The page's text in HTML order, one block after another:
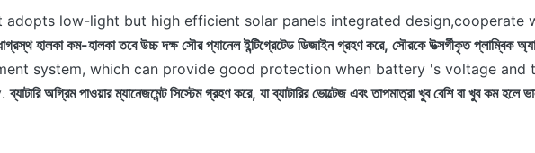
low-light but high efficient solar panels integrated design,cooperate
হালকা কম-হালকা তবে উচ্চ দক্ষ সৌর প্যানেল ইন্টিগ্রেটেড ডিজাইন গ্রহণ করে, সৌরকে উত্সর্গীকৃত প্লাম্বিক
system, which can provide good protection when battery 's voltage
ব্যাটারি অগ্রিম পাওয়ার ম্যানেজমেন্ট সিস্টেম গ্রহণ করে, যা ব্যাটারির ভোল্টেজ এবং তাপমাত্রা খুব বেশি বা খুব কম হলে